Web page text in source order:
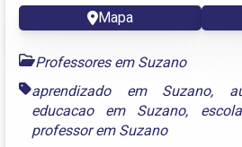
Mapa
Professores em Suzano
aprendizado em Suzano,
educacao em Suzano,
professor em Suzano